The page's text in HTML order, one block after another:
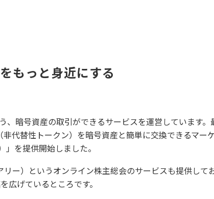
もっと身近にする
、暗号資産の取引ができるサービスを運営しています
代替性トークン）を暗号資産と簡単に交換できるマー
」を提供開始しました。
ー）というオンライン株主総会のサービスも提供して
広げているところです。